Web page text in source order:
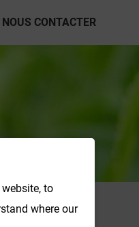
NOUS CONTACTER
to
where our